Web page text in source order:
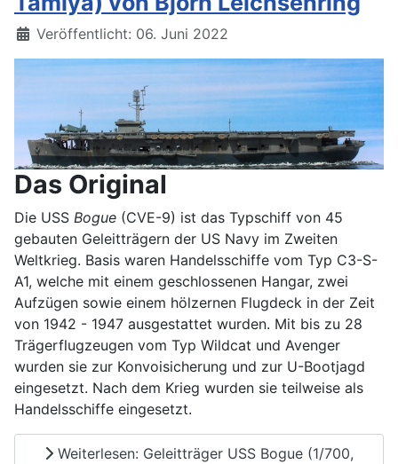
Details
Veröffentlicht: 06. Juni 2022
Das Original
Die USS Bogue (CVE-9) ist das Typschiff von 45
gebauten Geleitträgern der US Navy im Zweiten
Weltkrieg. Basis waren Handelsschiffe vom Typ C3-S-
A1, welche mit einem geschlossenen Hangar, zwei
Aufzügen sowie einem hölzernen Flugdeck in der Zeit
von 1942 - 1947 ausgestattet wurden. Mit bis zu 28
Trägerflugzeugen vom Typ Wildcat und Avenger
wurden sie zur Konvoisicherung und zur U-Bootjagd
eingesetzt. Nach dem Krieg wurden sie teilweise als
Handelsschiffe eingesetzt.
Weiterlesen: Geleitträger USS Bogue (1/700,